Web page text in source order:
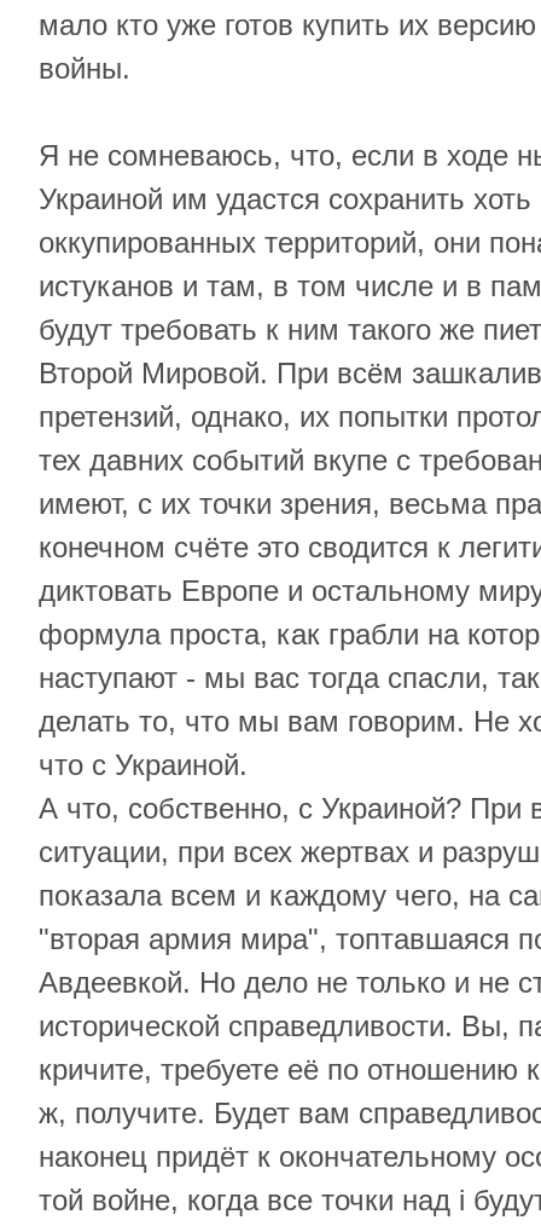
мало кто уже готов купить их
войны.
Я не сомневаюсь, что, если в ходе
Украиной им удастся сохранить
оккупированных территорий, они
истуканов и там, в том числе и в
будут требовать к ним такого же
Второй Мировой. При всём
претензий, однако, их попытки
тех давних событий вкупе с
имеют, с их точки зрения, весьма
конечном счёте это сводится к
диктовать Европе и остальному
формула проста, как грабли на
наступают - мы вас тогда спасли,
делать то, что мы вам говорим. Не
что с Украиной.
А что, собственно, с Украиной? При
ситуации, при всех жертвах и
показала всем и каждому чего, на
"вторая армия мира", топтавшаяся
Авдеевкой. Но дело не только и не
исторической справедливости. Вы,
кричите, требуете её по
ж, получите. Будет вам
наконец придёт к окончательному
той войне, когда все точки над i